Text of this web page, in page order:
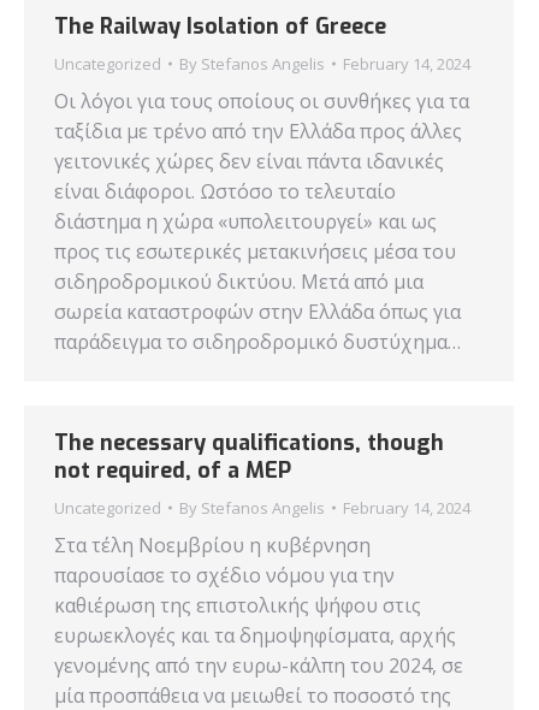
The Railway Isolation of Greece
Uncategorized By Stefanos Angelis February 14, 2024
Οι λόγοι για τους οποίους οι συνθήκες για τα
ταξίδια με τρένο από την Ελλάδα προς άλλες
γειτονικές χώρες δεν είναι πάντα ιδανικές
είναι διάφοροι. Ωστόσο το τελευταίο
διάστημα η χώρα «υπολειτουργεί» και ως
προς τις εσωτερικές μετακινήσεις μέσα του
σιδηροδρομικού δικτύου. Μετά από μια
σωρεία καταστροφών στην Ελλάδα όπως για
παράδειγμα το σιδηροδρομικό δυστύχημα…
The necessary qualifications, though
not required, of a MEP
Uncategorized By Stefanos Angelis February 14, 2024
Στα τέλη Νοεμβρίου η κυβέρνηση
παρουσίασε το σχέδιο νόμου για την
καθιέρωση της επιστολικής ψήφου στις
ευρωεκλογές και τα δημοψηφίσματα, αρχής
γενομένης από την ευρω-κάλπη του 2024, σε
μία προσπάθεια να μειωθεί το ποσοστό της